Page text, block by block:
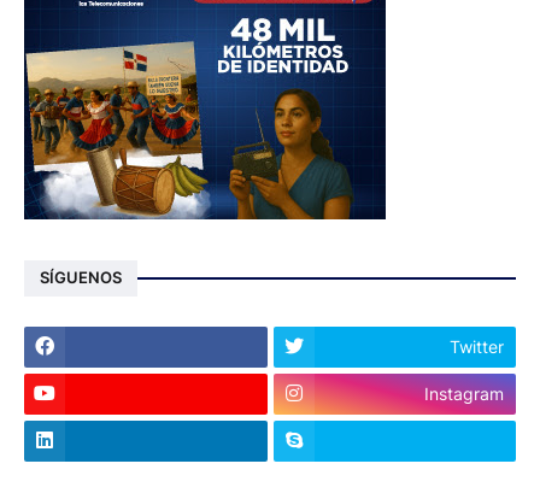
SÍGUENOS
Twitter
Instagram